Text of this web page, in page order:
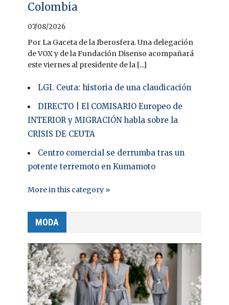
Colombia
07/08/2026
Por La Gaceta de la Iberosfera. Una delegación
de VOX y de la Fundación Disenso acompañará
este viernes al presidente de la [...]
LGI. Ceuta: historia de una claudicación
DIRECTO | El COMISARIO Europeo de
INTERIOR y MIGRACIÓN habla sobre la
CRISIS DE CEUTA
Centro comercial se derrumba tras un
potente terremoto en Kumamoto
More in this category »
MODA